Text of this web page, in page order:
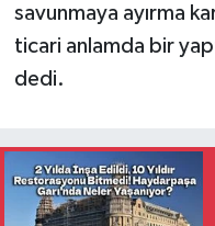
savunmaya ayırma
ticari anlamda bir
dedi.